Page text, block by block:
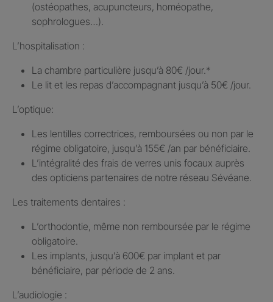
(ostéopathes, acupuncteurs, homéopathe,
sophrologues…).​
L’hospitalisation : ​
La chambre particulière jusqu’à 80€ /jour.​*
Le lit et les repas d’accompagnant jusqu’à 50€ /jour.​
L’optique:
Les lentilles correctrices, remboursées ou non par le
régime obligatoire, jusqu’à 155€ /an par bénéficiaire.​
L’intégralité des frais de verres unis focaux auprès
des opticiens partenaires de notre réseau Sévéane.​
Les traitements dentaires : ​
L’orthodontie, même non remboursée par le régime
obligatoire.​
Les implants, jusqu’à 600€ par implant et par
bénéficiaire, par période de 2 ans.
L’audiologie :